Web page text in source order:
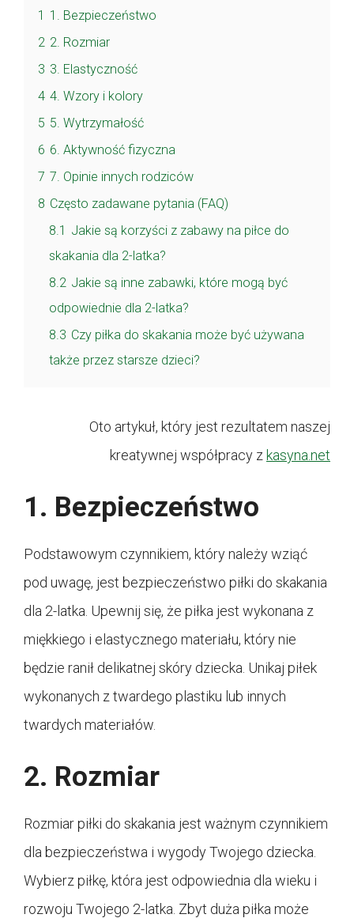
1 1. Bezpieczeństwo
2 2. Rozmiar
3 3. Elastyczność
4 4. Wzory i kolory
5 5. Wytrzymałość
6 6. Aktywność fizyczna
7 7. Opinie innych rodziców
8 Często zadawane pytania (FAQ)
8.1 Jakie są korzyści z zabawy na piłce do
skakania dla 2-latka?
8.2 Jakie są inne zabawki, które mogą być
odpowiednie dla 2-latka?
8.3 Czy piłka do skakania może być używana
także przez starsze dzieci?
Oto artykuł, który jest rezultatem naszej
kreatywnej współpracy z kasyna.net
1. Bezpieczeństwo
Podstawowym czynnikiem, który należy wziąć
pod uwagę, jest bezpieczeństwo piłki do skakania
dla 2-latka. Upewnij się, że piłka jest wykonana z
miękkiego i elastycznego materiału, który nie
będzie ranił delikatnej skóry dziecka. Unikaj piłek
wykonanych z twardego plastiku lub innych
twardych materiałów.
2. Rozmiar
Rozmiar piłki do skakania jest ważnym czynnikiem
dla bezpieczeństwa i wygody Twojego dziecka.
Wybierz piłkę, która jest odpowiednia dla wieku i
rozwoju Twojego 2-latka. Zbyt duża piłka może